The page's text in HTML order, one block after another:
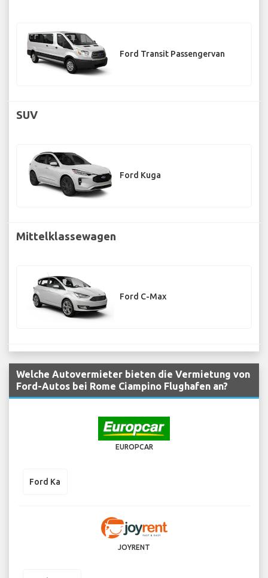
Ford Transit Passengervan
SUV
Ford Kuga
Mittelklassewagen
Ford C-Max
Welche Autovermieter bieten die Vermietung von
Ford-Autos bei Rome Ciampino Flughafen an?
EUROPCAR
Ford Ka
JOYRENT